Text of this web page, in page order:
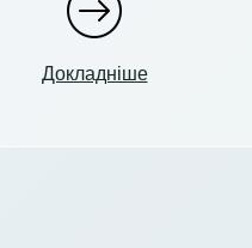
Докладніше